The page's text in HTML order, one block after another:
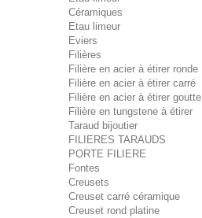
Céramiques
Etau limeur
Eviers
Filières
Filière en acier à étirer ronde
Filière en acier à étirer carré
Filière en acier à étirer goutte
Filière en tungstene à étirer
Taraud bijoutier
FILIERES TARAUDS
PORTE FILIERE
Fontes
Creusets
Creuset carré céramique
Creuset rond platine